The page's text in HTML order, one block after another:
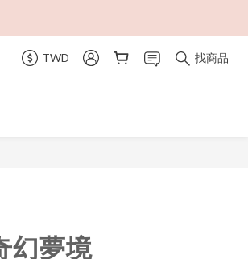
TWD 找商品
幻夢境
立即購買